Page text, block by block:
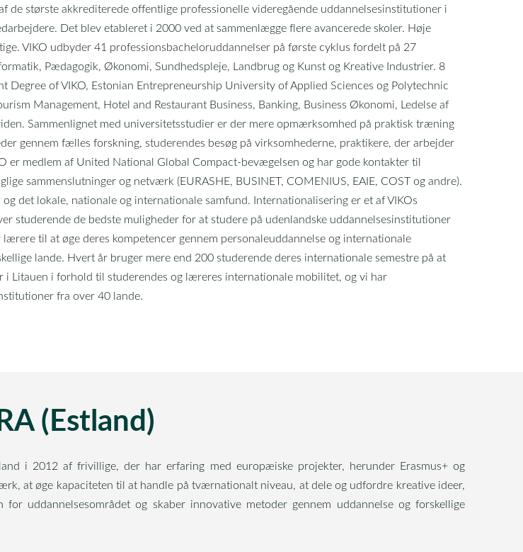
største akkrediterede offentlige professionelle videregående uddannelsesinstitutioner i
Det blev etableret i 2000 ved at sammenlægge flere avancerede skoler. Høje
VIKO udbyder 41 professionsbacheloruddannelser på første cyklus fordelt på 27
Pædagogik, Økonomi, Sundhedspleje, Landbrug og Kunst og Kreative Industrier. 8
of VIKO, Estonian Entrepreneurship University of Applied Sciences og Polytechnic
Management, Hotel and Restaurant Business, Banking, Business Økonomi, Ledelse af
Sammenlignet med universitetsstudier er der mere opmærksomhed på praktisk træning
gennem fælles forskning, studerendes besøg på virksomhederne, praktikere, der arbejder
medlem af United National Global Compact-bevægelsen og har gode kontakter til
sammenslutninger og netværk (EURASHE, BUSINET, COMENIUS, EAIE, COST og andre).
det lokale, nationale og internationale samfund. Internationalisering er et af VIKOs
studerende de bedste muligheder for at studere på udenlandske uddannelsesinstitutioner
til at øge deres kompetencer gennem personaleuddannelse og internationale
lande. Hvert år bruger mere end 200 studerende deres internationale semestre på at
Litauen i forhold til studerendes og læreres internationale mobilitet, og vi har
fra over 40 lande.
(Estland)
i 2012 af frivillige, der har erfaring med europæiske projekter, herunder Erasmus+ og
at øge kapaciteten til at handle på tværnationalt niveau, at dele og udfordre kreative ideer,
uddannelsesområdet og skaber innovative metoder gennem uddannelse og forskellige